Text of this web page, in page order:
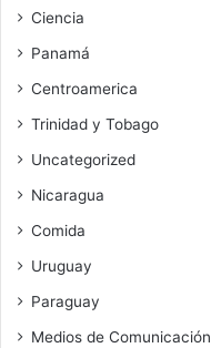
Ciencia
Panamá
Centroamerica
Trinidad y Tobago
Uncategorized
Nicaragua
Comida
Uruguay
Paraguay
Medios de Comunicación